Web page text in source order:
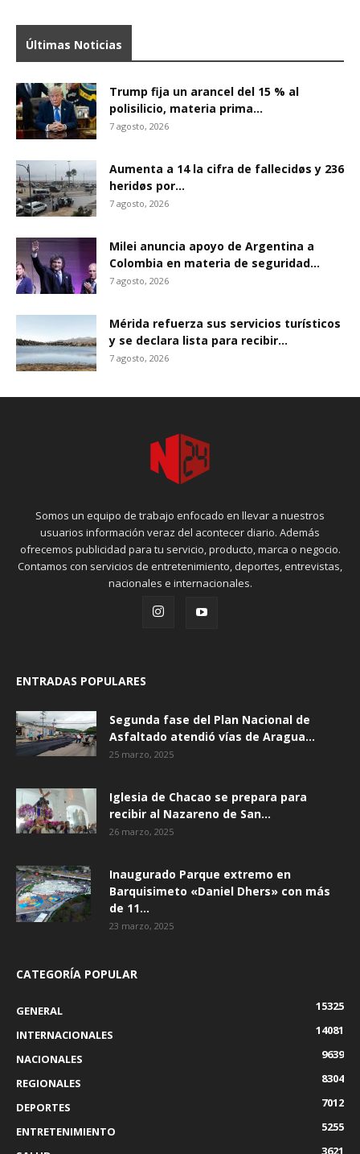
Últimas Noticias
Trump fija un arancel del 15 % al
polisilicio, materia prima...
7 agosto, 2026
Aumenta a 14 la cifra de fallecidøs y 236
heridøs por...
7 agosto, 2026
Milei anuncia apoyo de Argentina a
Colombia en materia de seguridad...
7 agosto, 2026
Mérida refuerza sus servicios turísticos
y se declara lista para recibir...
7 agosto, 2026
Somos un equipo de trabajo enfocado en llevar a nuestros
usuarios información veraz del acontecer diario. Además
ofrecemos publicidad para tu servicio, producto, marca o negocio.
Contamos con servicios de entretenimiento, deportes, entrevistas,
nacionales e internacionales.
ENTRADAS POPULARES
Segunda fase del Plan Nacional de
Asfaltado atendió vías de Aragua...
25 marzo, 2025
Iglesia de Chacao se prepara para
recibir al Nazareno de San...
26 marzo, 2025
Inaugurado Parque extremo en
Barquisimeto «Daniel Dhers» con más
de 11...
23 marzo, 2025
CATEGORÍA POPULAR
GENERAL
15325
INTERNACIONALES
14081
NACIONALES
9639
REGIONALES
8304
DEPORTES
7012
ENTRETENIMIENTO
5255
3621